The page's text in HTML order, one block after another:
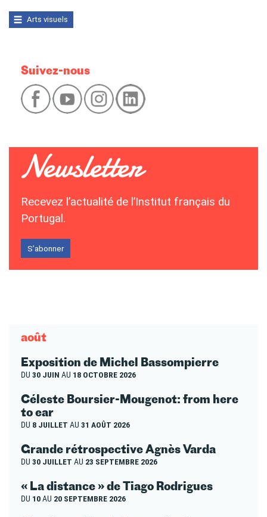
Arts visuels
Suivez-nous
Recevez l’actualité de l’Institut français du
Portugal.
S’abonner
août
Exposition de Michel Bassompierre
DU 30 JUIN AU 18 OCTOBRE 2026
Céleste Boursier-Mougenot: from here
to ear
DU 8 JUILLET AU 31 AOÛT 2026
Grande rétrospective Agnès Varda
DU 30 JUILLET AU 23 SEPTEMBRE 2026
« La distance » de Tiago Rodrigues
DU 10AU 20 SEPTEMBRE 2026